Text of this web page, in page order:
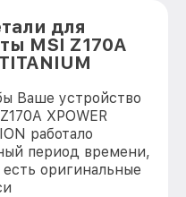
для
MSI Z170A
Ваше устройство
XPOWER
работало
период времени,
оригинальные